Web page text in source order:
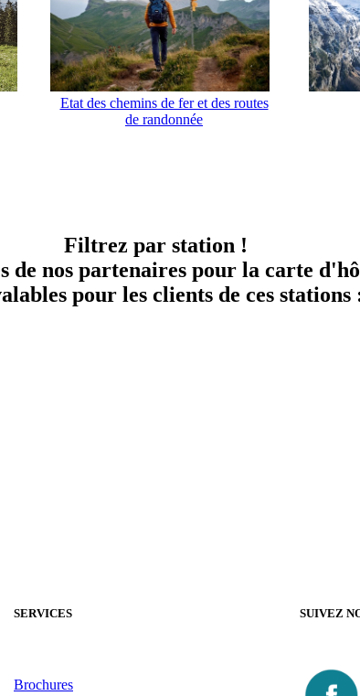
Etat des chemins de fer et des routes
de randonnée
Filtrez par station !
de nos partenaires pour la carte
pour les clients de ces stations
SERVICES SUIVEZ
Brochures